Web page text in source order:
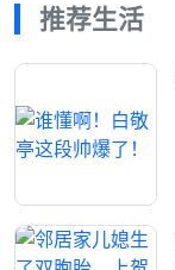
推荐生活